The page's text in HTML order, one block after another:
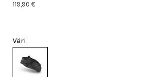
119,90 €
Väri